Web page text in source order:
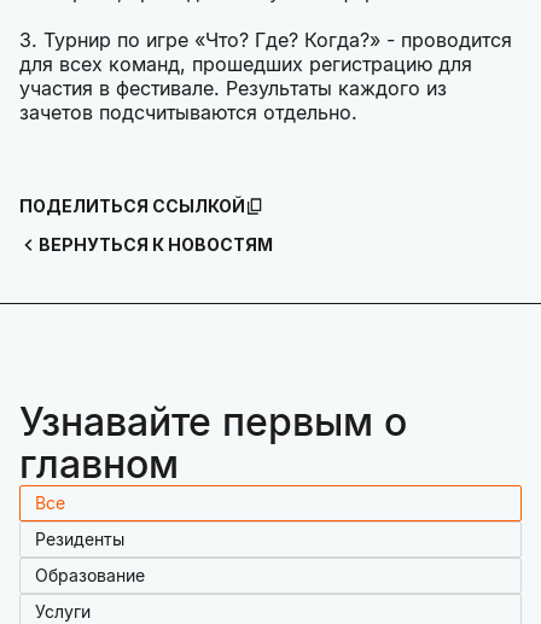
3. Турнир по игре «Что? Где? Когда?» - проводится
для всех команд, прошедших регистрацию для
участия в фестивале. Результаты каждого из
зачетов подсчитываются отдельно.
ВЕРНУТЬСЯ К НОВОСТЯМ
ПОДЕЛИТЬСЯ ССЫЛКОЙ
Узнавайте первым о
главном
Все
Резиденты
Образование
Услуги